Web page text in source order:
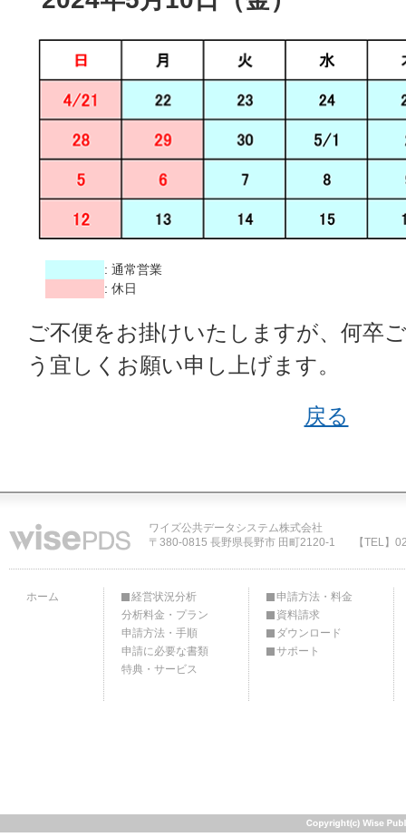
: 通常営業
: 休日
ご不便をお掛けいたしますが、何卒
う宜しくお願い申し上げます。
戻る
ワイズ公共データシステム株式会社
〒380-0815 長野県長野市 田町2120-1
【TEL】
ホーム
経営状況分析
分析料金・プラン
申請方法・手順
申請に必要な書類
特典・サービス
申請方法・料金
資料請求
ダウンロード
サポート